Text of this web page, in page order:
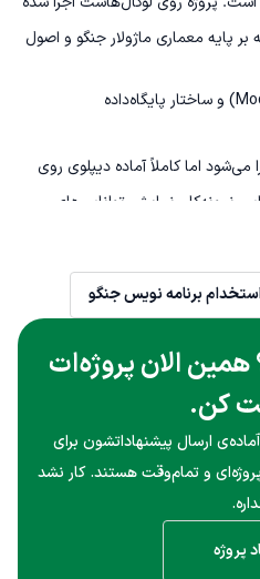
معماری ماژولار جنگو و اصول
اما کاملاً آماده دیپلوی روی
نمایش توانایی‌های من
برنامه نویس جنگو
الان پروژه‌ات
کن.
ارسال پیشنهاداتشون برای
و تمام‌وقت هستند. کار نشد
پروژه